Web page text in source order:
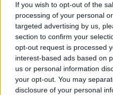
If you wish to opt-out of the
processing of your personal
targeted advertising by us,
section to confirm your
opt-out request is processed
interest-based ads based on
us or personal information
your opt-out. You may
disclosure of your personal
Visi
Žiūrimiausi